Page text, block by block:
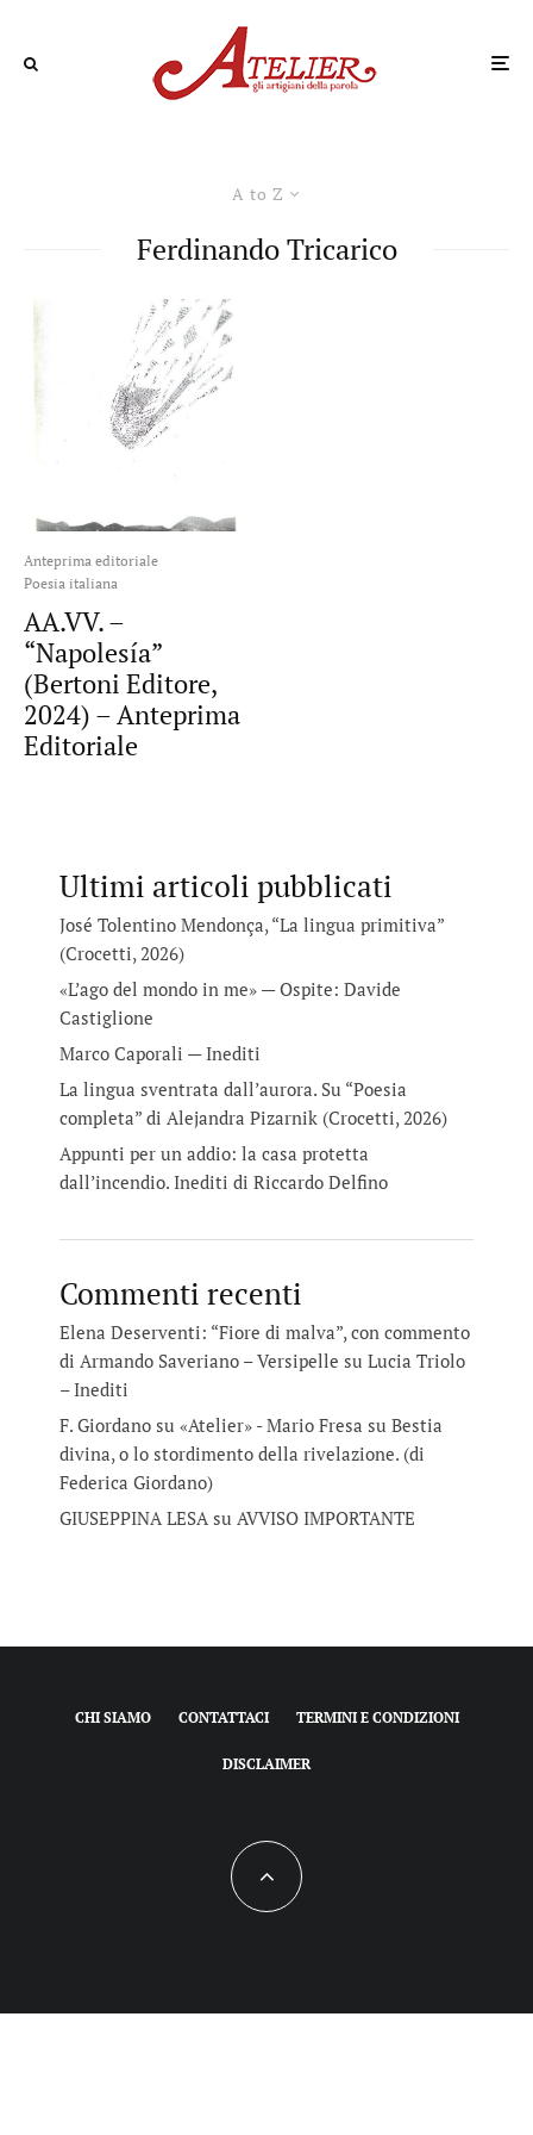
A to Z
Ferdinando Tricarico
Anteprima editoriale
Poesia italiana
AA.VV. –
“Napolesía”
(Bertoni Editore,
2024) – Anteprima
Editoriale
Ultimi articoli pubblicati
José Tolentino Mendonça, “La lingua primitiva”
(Crocetti, 2026)
«L’ago del mondo in me» — Ospite: Davide
Castiglione
Marco Caporali — Inediti
La lingua sventrata dall’aurora. Su “Poesia
completa” di Alejandra Pizarnik (Crocetti, 2026)
Appunti per un addio: la casa protetta
dall’incendio. Inediti di Riccardo Delfino
Commenti recenti
Elena Deserventi: “Fiore di malva”, con commento
di Armando Saveriano – Versipelle su Lucia Triolo
– Inediti
F. Giordano su «Atelier» - Mario Fresa su Bestia
divina, o lo stordimento della rivelazione. (di
Federica Giordano)
GIUSEPPINA LESAsu AVVISO IMPORTANTE
CHI SIAMO CONTATTACI TERMINI E CONDIZIONI
DISCLAIMER